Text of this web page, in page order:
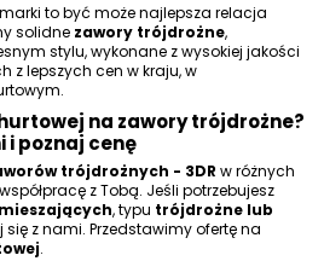
to być może najlepsza relacja
solidne zawory trójdrożne,
stylu, wykonane z wysokiej jakości
z lepszych cen w kraju, w
na zawory trójdrożne?
i poznaj cenę
trójdrożnych - 3DR w różnych
z Tobą. Jeśli potrzebujesz
, typu trójdrożne lub
z nami. Przedstawimy ofertę na
.